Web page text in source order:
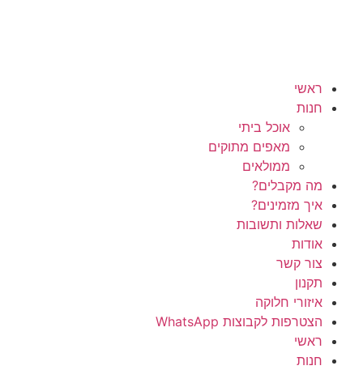
ראשי
חנות
אוכל ביתי
מאפים מתוקים
ממולאים
מה מקבלים?
איך מזמינים?
שאלות ותשובות
אודות
צור קשר
תקנון
איזורי חלוקה
הצטרפות לקבוצות WhatsApp
ראשי
חנות